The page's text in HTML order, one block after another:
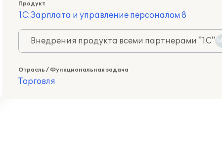
Продукт
1С:Зарплата и управление персоналом 8
Внедрения продукта всеми партнерами "1С"
Отрасль / Функциональная задача
Торговля